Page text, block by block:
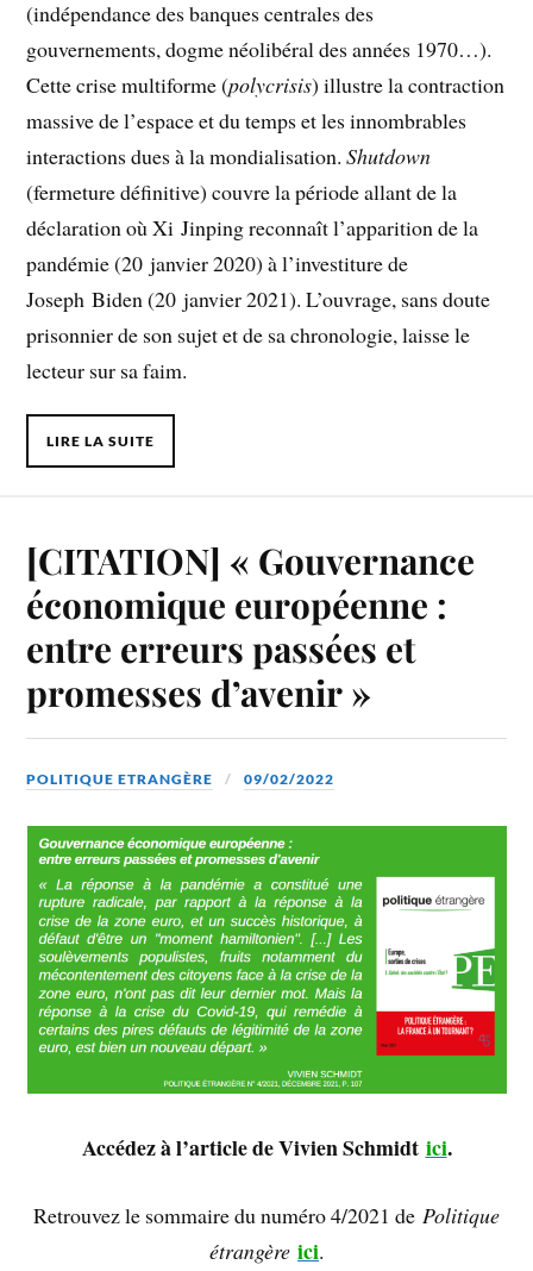
(indépendance des banques centrales des
gouvernements, dogme néolibéral des années 1970…).
Cette crise multiforme (polycrisis) illustre la contraction
massive de l’espace et du temps et les innombrables
interactions dues à la mondialisation.Shutdown
(fermeture définitive) couvre la période allant de la
déclaration où Xi Jinping reconnaît l’apparition de la
pandémie (20 janvier 2020) à l’investiture de
Joseph Biden (20 janvier 2021). L’ouvrage, sans doute
prisonnier de son sujet et de sa chronologie, laisse le
lecteur sur sa faim.
LIRE LA SUITE
[CITATION] « Gouvernance
économique européenne :
entre erreurs passées et
promesses d’avenir »
POLITIQUE ETRANGÈRE 09/02/2022
Accédez à l’article de Vivien Schmidt ici.
Retrouvez le sommaire du numéro 4/2021 de Politique
étrangère ici.